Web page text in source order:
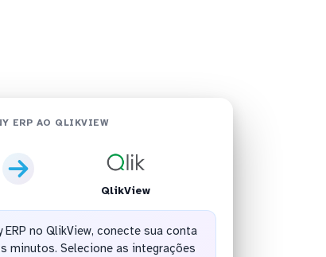
ERP AO QLIKVIEW
QlikView
no QlikView, conecte sua conta
minutos. Selecione as integrações